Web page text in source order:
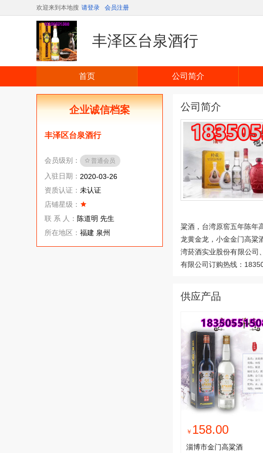
欢迎来到本地搜 请登录 会员注册
丰泽区台泉酒行
首页 公司简介
企业诚信档案
丰泽区台泉酒行
会员级别： 普通会员
入驻日期： 2020-03-26
资质认证： 未认证
店铺星级：
联 系 人： 陈道明 先生
所在地区： 福建 泉州
公司简介
粱酒，台湾原窖五年陈年
龙黄金龙，小金金门高粱
湾菸酒实业股份有限公司
有限公司订购热线：
供应产品
￥ 158.00
淄博市金门高粱酒